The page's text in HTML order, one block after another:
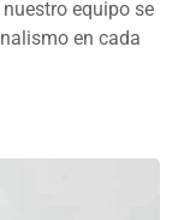
equipo se
en cada